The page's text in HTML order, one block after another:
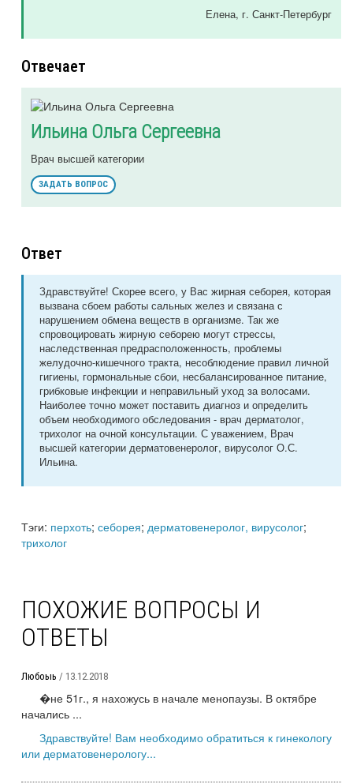
Елена, г. Санкт-Петербург
Отвечает
Ильина Ольга Сергеевна
Врач высшей категории
ЗАДАТЬ ВОПРОС
Ответ
Здравствуйте! Скорее всего, у Вас жирная себорея, которая
вызвана сбоем работы сальных желез и связана с
нарушением обмена веществ в организме. Так же
спровоцировать жирную себорею могут стрессы,
наследственная предрасположенность, проблемы
желудочно-кишечного тракта, несоблюдение правил личной
гигиены, гормональные сбои, несбалансированное питание,
грибковые инфекции и неправильный уход за волосами.
Наиболее точно может поставить диагноз и определить
объем необходимого обследования - врач дерматолог,
трихолог на очной консультации. С уважением, Врач
высшей категории дерматовенеролог, вирусолог О.С.
Ильина.
Тэги: перхоть; себорея; дерматовенеролог, вирусолог;
трихолог
ПОХОЖИЕ ВОПРОСЫ И
ОТВЕТЫ
Любоыь / 13.12.2018
�не 51г., я нахожусь в начале менопаузы. В октябре
начались ...
Здравствуйте! Вам необходимо обратиться к гинекологу
или дерматовенерологу...